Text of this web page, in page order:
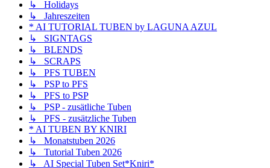
↳ Holidays
↳ Jahreszeiten
* AI TUTORIAL TUBEN by LAGUNA AZUL
↳ SIGNTAGS
↳ BLENDS
↳ SCRAPS
↳ PFS TUBEN
↳ PSP to PFS
↳ PFS to PSP
↳ PSP - zusätliche Tuben
↳ PFS - zusätzliche Tuben
* AI TUBEN BY KNIRI
↳ Monatstuben 2026
↳ Tutorial Tuben 2026
↳ AI Special Tuben Set*Kniri*